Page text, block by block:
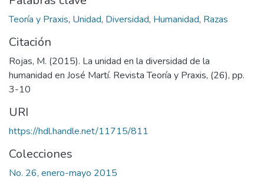
Teoría y Praxis, Unidad, Diversidad, Humanidad, Razas
Citación
Rojas, M. (2015). La unidad en la diversidad de la
humanidad en José Martí. Revista Teoría y Praxis, (26), pp.
3-10
URI
https://hdl.handle.net/11715/811
Colecciones
No. 26, enero-mayo 2015